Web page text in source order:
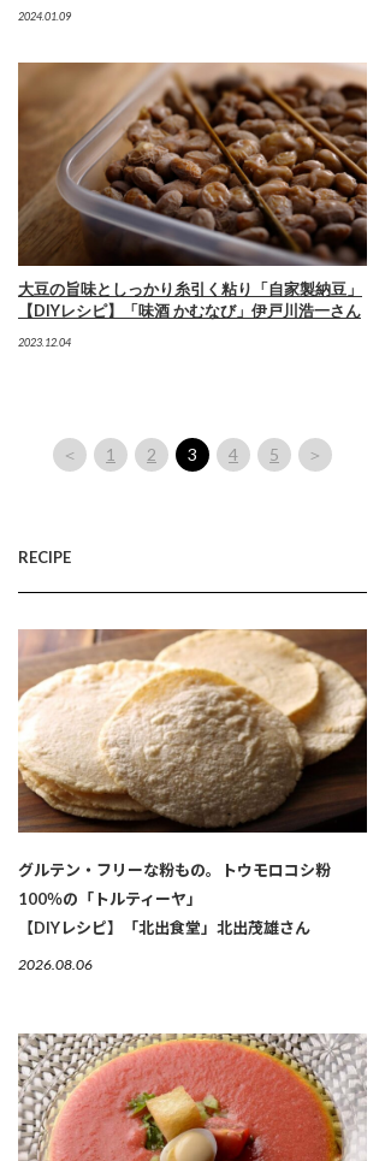
2024.01.09
大豆の旨味としっかり糸引く粘り「自家製納豆」
【DIYレシピ】「味酒 かむなび」伊戸川浩一さん
2023.12.04
＜ 1 2 3 4 5 ＞
RECIPE
グルテン・フリーな粉もの。トウモロコシ粉
100％の「トルティーヤ」
【DIYレシピ】「北出食堂」北出茂雄さん
2026.08.06